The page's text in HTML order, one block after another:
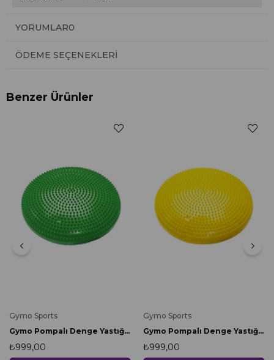
YORUMLAR0
ÖDEME SEÇENEKLERI
Benzer Ürünler
Gymo Sports
Gymo Pompalı Denge Yastığı Balance Disk Denge Pedi 33cm Yeşil
₺999,00
Gymo Sports
Gymo Pompalı Denge Yastığı Balance Disk Denge Pedi 33cm Sarı
₺999,00